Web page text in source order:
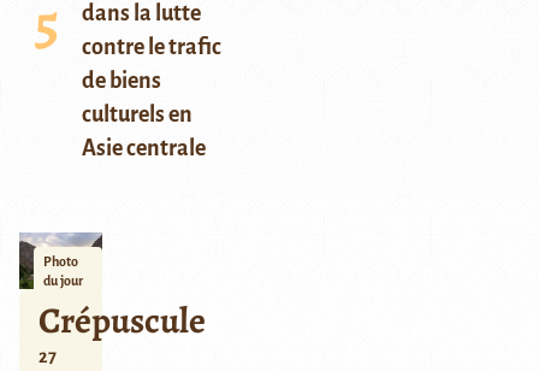
dans la lutte
contre le trafic
de biens
culturels en
Asie centrale
Photo
du jour
Crépuscule
27